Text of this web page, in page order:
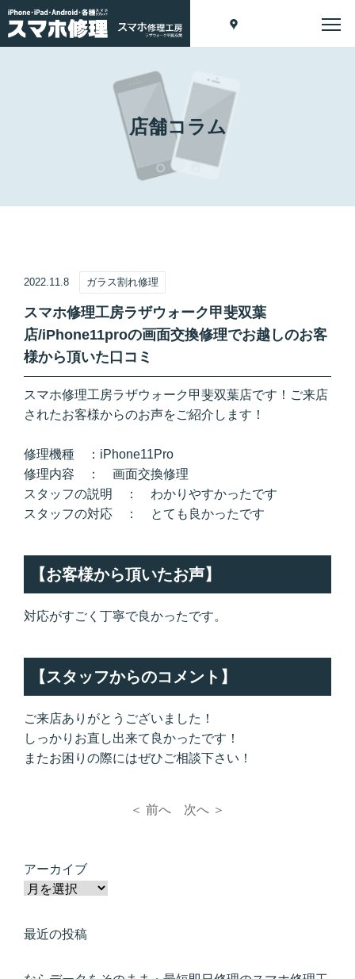
店舗コラム
2022.11.8 ガラス割れ修理
スマホ修理工房ラザウォーク甲斐双葉
店/iPhone11proの画面交換修理でお越しのお客
様から頂いた口コミ
スマホ修理工房ラザウォーク甲斐双葉店です！ご来店
されたお客様からのお声をご紹介します！
修理機種 ：iPhone11Pro
修理内容 ： 画面交換修理
スタッフの説明 ： わかりやすかったです
スタッフの対応 ： とても良かったです
【お客様から頂いたお声】
対応がすごく丁寧で良かったです。
【スタッフからのコメント】
ご来店ありがとうございました！
しっかりお直し出来て良かったです！
またお困りの際にはぜひご相談下さい！
＜ 前へ 次へ ＞
アーカイブ
最近の投稿